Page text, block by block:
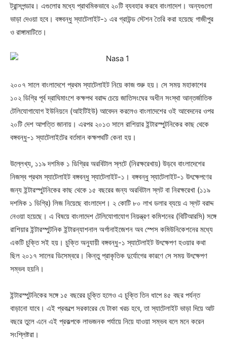
ট্রান্সপন্ডার। এগুলোর মধ্যে প্রাথমিকভাবে ২০টি ব্যবহার করবে বাংলাদেশ। অন্যগুলো
ভাড়া দেওয়া হবে। বঙ্গবন্ধু স্যাটেলাইট-১ এর গ্রাউন্ড স্টেশন তৈরি করা হয়েছে গাজীপুর
ও রাঙ্গামাটিতে।
২০০৭ সালে বাংলাদেশে প্রথম স্যাটেলাইট নিয়ে কাজ শুরু হয়। সে সময় মহাকাশের
১০২ ডিগ্রি পূর্ব দ্রাঘিমাংশে কক্ষপথ বরাদ্দ চেয়ে জাতিসংঘের অধীন সংস্থা আন্তর্জাতিক
টেলিযোগাযোগ ইউনিয়নে (আইটিইউ) আবেদন করলেও বাংলাদেশের ওই আবেদনের ওপর
২০টি দেশ আপত্তি জানায়। এরপর ২০১৩ সালে রাশিয়ার ইন্টারস্পুটনিকের কাছ থেকে
বঙ্গবন্ধু-১ স্যাটেলাইটের বর্তমান কক্ষপথটি কেনা হয়।
উল্লেখ্য, ১১৯ দশমিক ১ ডিগ্রির অরবিটাল স্লটে (নিরক্ষরেখায়) উড়বে বাংলাদেশের
নিজস্ব প্রথম স্যাটেলাইট বঙ্গবন্ধু স্যাটেলাইট-১। বঙ্গবন্ধু স্যাটেলাইট-১ উৎক্ষেপণের
জন্য ইন্টারস্পুটনিকের কাছ থেকে ১৫ বছরের জন্য অরবিটাল স্লট বা নিরক্ষরেখা (১১৯
দশমিক ১ ডিগ্রি) লিজ নিয়েছে বাংলাদেশ। ২ কোটি ৮০ লাখ ডলার ব্যয়ে এ স্লট বরাদ্দ
নেওয়া হয়েছে। এ বিষয়ে বাংলাদেশ টেলিযোগাযোগ নিয়ন্ত্রণ কমিশনের (বিটিআরসি) সঙ্গে
রাশিয়ার ইন্টারস্পুটনিক ইন্টারন্যাশনাল অর্গানাইজেশন অব স্পেস কমিউনিকেশনের মধ্যে
একটি চুক্তি সই হয়। চুক্তি অনুযায়ী বঙ্গবন্ধু-১ স্যাটেলাইট উৎক্ষেপণ হওয়ার কথা
ছিল ২০১৭ সালের ডিসেম্বরে। কিন্তু প্রাকৃতিক দুর্যোগের কারণে সে সময় উৎক্ষেপণ
সম্ভব হয়নি।
ইন্টারস্পুটনিকের সঙ্গে ১৫ বছরের চুক্তি হলেও এ চুক্তি তিন ধাপে ৪৫ বছর পর্যন্ত
বাড়ানো যাবে। এই প্রকল্পে সরকারের যে টাকা খরচ হবে, তা স্যাটেলাইট ভাড়া দিয়ে আট
বছরে তুলে এনে এই প্রকল্পকে লাভজনক পর্যায়ে নিয়ে যাওয়া সম্ভব বলে মনে করেন
সংশ্লিষ্টরা।